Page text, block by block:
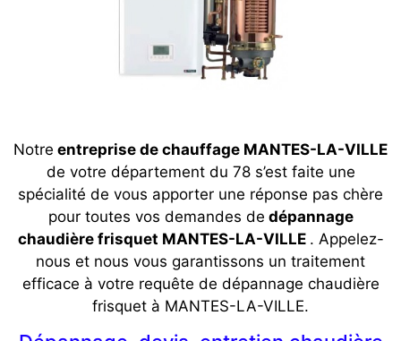
Notre entreprise de chauffage MANTES-LA-VILLE
de votre département du 78 s’est faite une
spécialité de vous apporter une réponse pas chère
pour toutes vos demandes de dépannage
chaudière frisquet MANTES-LA-VILLE . Appelez-
nous et nous vous garantissons un traitement
efficace à votre requête de dépannage chaudière
frisquet à MANTES-LA-VILLE.